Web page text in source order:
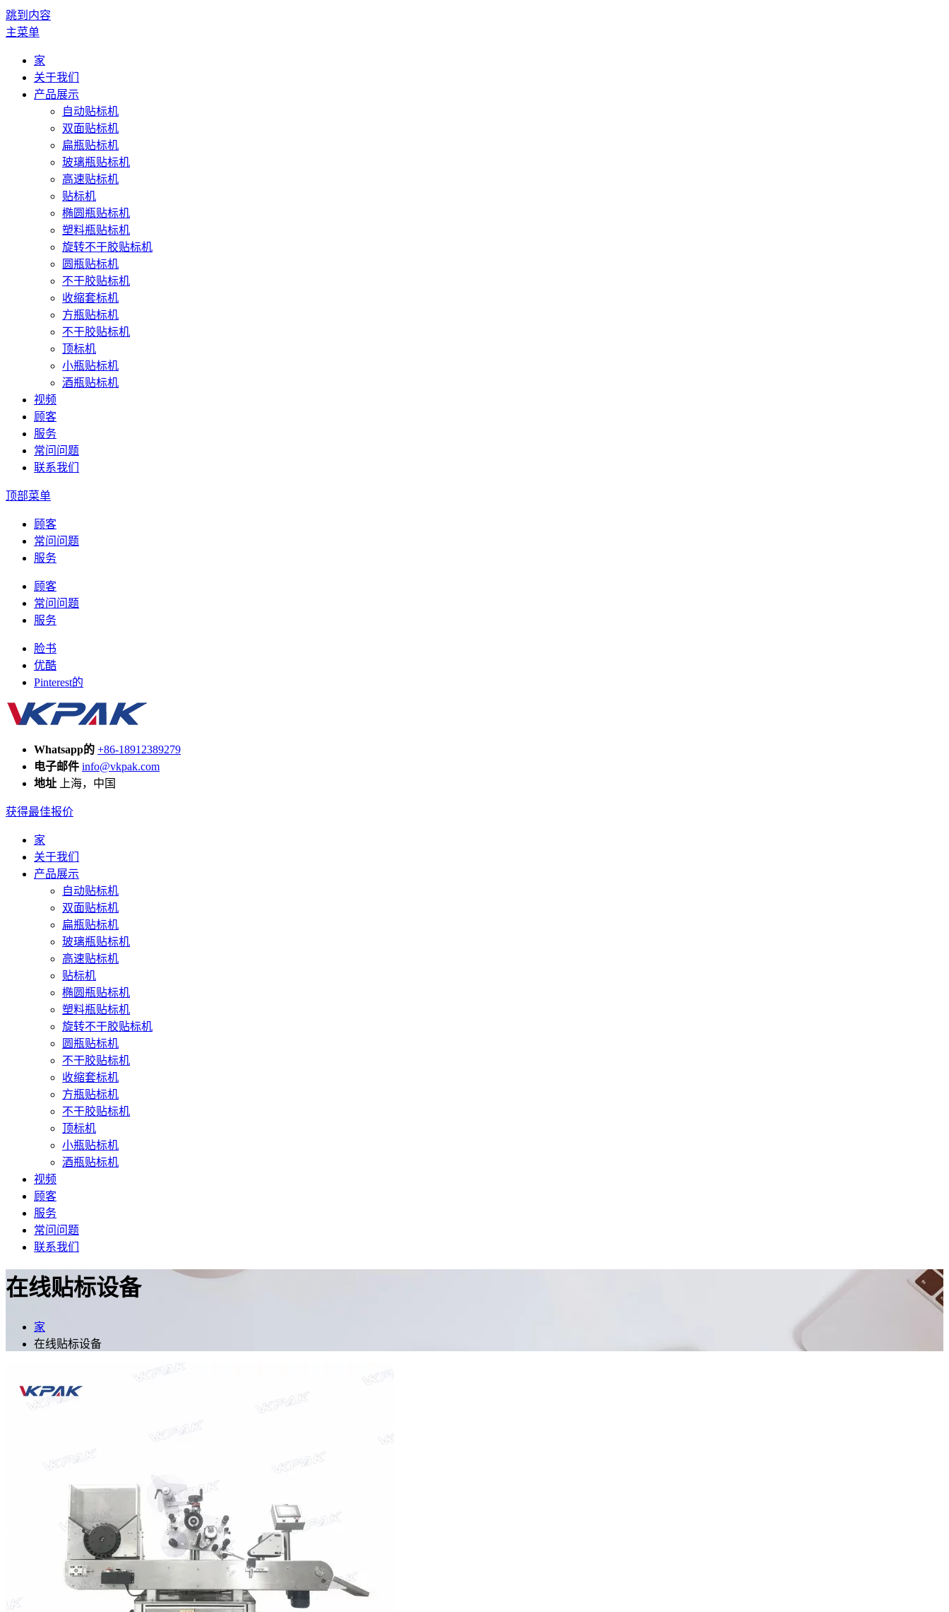
跳到内容
主菜单
家
关于我们
产品展示
自动贴标机
双面贴标机
扁瓶贴标机
玻璃瓶贴标机
高速贴标机
贴标机
椭圆瓶贴标机
塑料瓶贴标机
旋转不干胶贴标机
圆瓶贴标机
不干胶贴标机
收缩套标机
方瓶贴标机
不干胶贴标机
顶标机
小瓶贴标机
酒瓶贴标机
视频
顾客
服务
常问问题
联系我们
顶部菜单
顾客
常问问题
服务
顾客
常问问题
服务
脸书
优酷
Pinterest的
Whatsapp的 +86-18912389279
电子邮件 info@vkpak.com
地址 上海，中国
获得最佳报价
家
关于我们
产品展示
自动贴标机
双面贴标机
扁瓶贴标机
玻璃瓶贴标机
高速贴标机
贴标机
椭圆瓶贴标机
塑料瓶贴标机
旋转不干胶贴标机
圆瓶贴标机
不干胶贴标机
收缩套标机
方瓶贴标机
不干胶贴标机
顶标机
小瓶贴标机
酒瓶贴标机
视频
顾客
服务
常问问题
联系我们
在线贴标设备
家
在线贴标设备